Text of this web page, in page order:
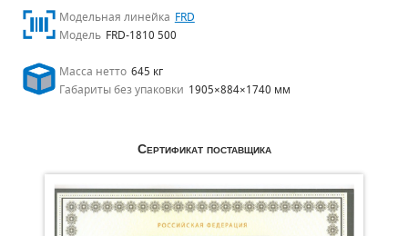
Модельная линейка FRD
Модель FRD-1810 500
Масса нетто 645 кг
Габариты без упаковки 1905×884×1740 мм
Сертификат поставщика